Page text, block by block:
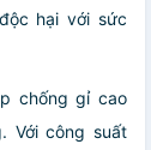
hại với sức
chống gỉ cao
Với công suất